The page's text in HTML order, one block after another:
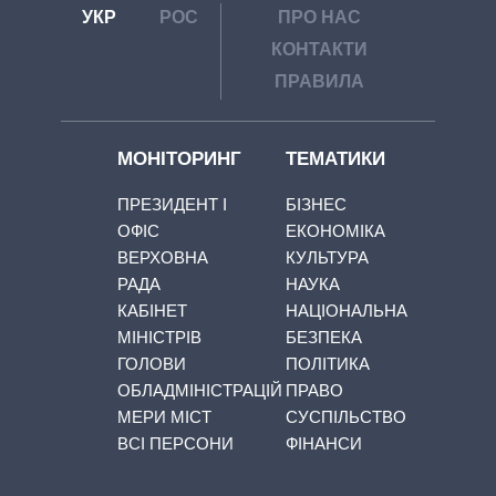
УКР РОС
ПРО НАС
КОНТАКТИ
ПРАВИЛА
МОНІТОРИНГ
ПРЕЗИДЕНТ І
ОФІС
ВЕРХОВНА
РАДА
КАБІНЕТ
МІНІСТРІВ
ГОЛОВИ
ОБЛАДМІНІСТРАЦІЙ
МЕРИ МІСТ
ВСІ ПЕРСОНИ
ТЕМАТИКИ
БІЗНЕС
ЕКОНОМІКА
КУЛЬТУРА
НАУКА
НАЦІОНАЛЬНА
БЕЗПЕКА
ПОЛІТИКА
ПРАВО
СУСПІЛЬСТВО
ФІНАНСИ